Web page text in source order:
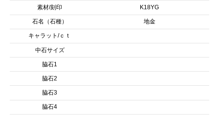
素材/刻印 K18YG
石名（石種） 地金
キャラット/ｃｔ
中石サイズ
脇石1
脇石2
脇石3
脇石4